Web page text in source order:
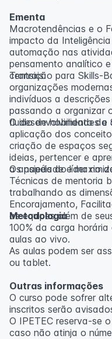
Ementa
Macrotendências e o
impacto da
automação nas
pensamento analítico
centrais.
Transição para Skills-
organizações
indivíduos a
passando a organizar
fluido de habilidades e
O desenvolvimento da
aplicação dos
criação de espaços
ideias, pertencer e
a ansiedade e
Os papéis do líder no
Técnicas de mentoria
trabalhando as
Encorajamento,
as equipes além de
Metodologia
100% da carga
aulas ao vivo.
As aulas podem ser
ou tablet.
Outras informações
O curso pode sofrer
inscritos serão
O IPETEC reserva-se
caso não atinja o